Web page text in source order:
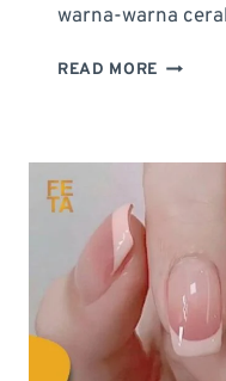
warna-warna
READ MORE
IDE
&
TIPS